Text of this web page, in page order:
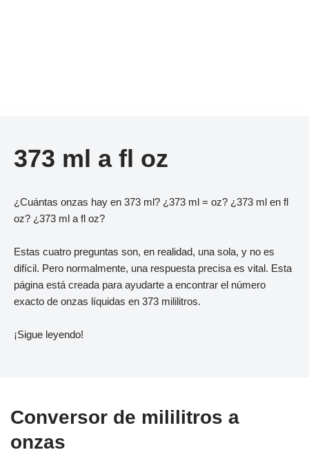
373 ml a fl oz
¿Cuántas onzas hay en 373 ml? ¿373 ml = oz? ¿373 ml en fl
oz? ¿373 ml a fl oz?
Estas cuatro preguntas son, en realidad, una sola, y no es
difícil. Pero normalmente, una respuesta precisa es vital. Esta
página está creada para ayudarte a encontrar el número
exacto de onzas líquidas en 373 mililitros.
¡Sigue leyendo!
Conversor de mililitros a
onzas